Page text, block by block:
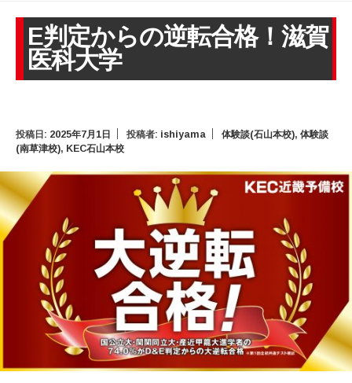
E判定からの逆転合格！滋賀
医科大学
投稿日: 2025年7月1日 投稿者: ishiyama 体験談(石山本校), 体験談
(南草津校), KEC石山本校